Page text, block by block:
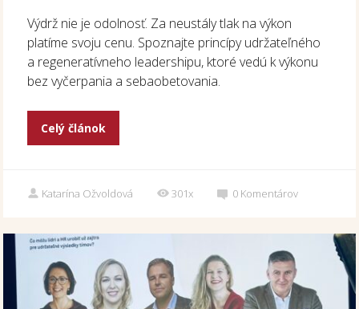
Výdrž nie je odolnosť. Za neustály tlak na výkon
platíme svoju cenu. Spoznajte princípy udržateľného
a regeneratívneho leadershipu, ktoré vedú k výkonu
bez vyčerpania a sebaobetovania.
Celý článok
Katarína Ožvoldová 301x 0 Komentárov